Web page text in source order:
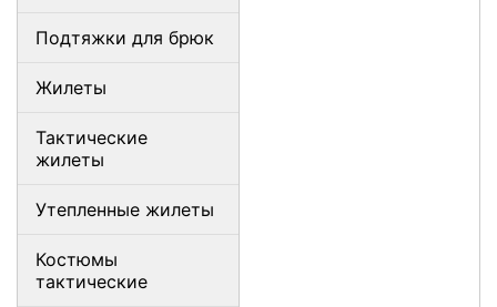
Подтяжки для брюк
Жилеты
Тактические
жилеты
Утепленные жилеты
Костюмы
тактические